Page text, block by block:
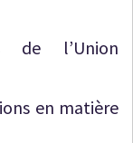
de l’Union
en matière